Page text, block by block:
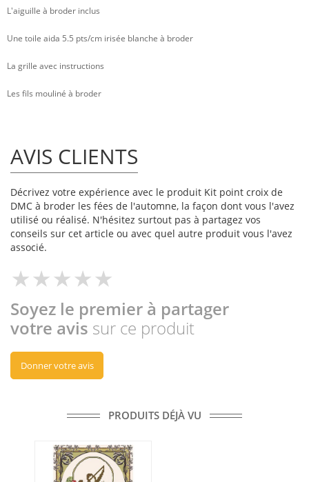
L'aiguille à broder inclus
Une toile aida 5.5 pts/cm irisée blanche à broder
La grille avec instructions
Les fils mouliné à broder
AVIS CLIENTS
Décrivez votre expérience avec le produit Kit point croix de
DMC à broder les fées de l'automne, la façon dont vous l'avez
utilisé ou réalisé. N'hésitez surtout pas à partagez vos
conseils sur cet article ou avec quel autre produit vous l'avez
associé.
Soyez le premier à partager
votre avis sur ce produit
Donner votre avis
PRODUITS DÉJÀ VU